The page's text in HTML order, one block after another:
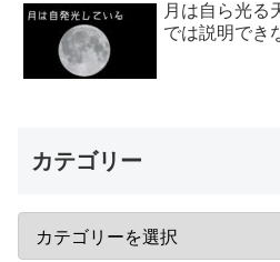
月は自ら光
では説明でき
カテゴリー